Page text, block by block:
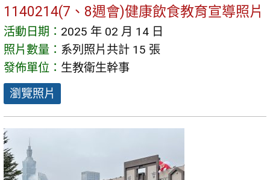
1140214(7、8週會)健康飲食教育宣導照片
活動日期： 2025 年 02 月 14 日
照片數量： 系列照片共計 15 張
發佈單位： 生教衛生幹事
瀏覽照片